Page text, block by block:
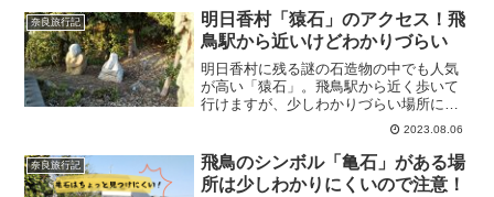
奈良旅行記
明日香村「猿石」のアクセス！飛
鳥駅から近いけどわかりづらい
明日香村に残る謎の石造物の中でも人気
が高い「猿石」。飛鳥駅から近く歩いて
行けますが、少しわかりづらい場所にあ
ったのでアクセス方法を解説します！
2023.08.06
奈良旅行記
飛鳥のシンボル「亀石」がある場
所は少しわかりにくいので注意！